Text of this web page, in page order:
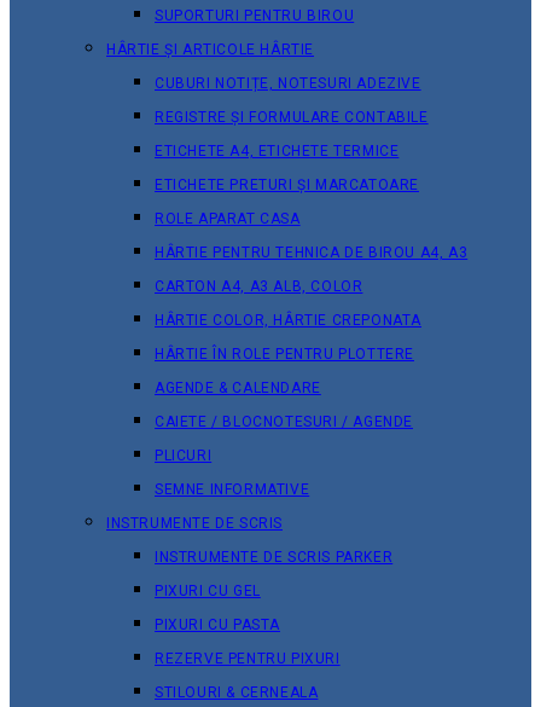
SUPORTURI PENTRU BIROU
HÂRTIE ȘI ARTICOLE HÂRTIE
CUBURI NOTIȚE, NOTESURI ADEZIVE
REGISTRE ȘI FORMULARE CONTABILE
ETICHETE A4, ETICHETE TERMICE
ETICHETE PRETURI ȘI MARCATOARE
ROLE APARAT CASA
HÂRTIE PENTRU TEHNICA DE BIROU A4, A3
CARTON A4, A3 ALB, COLOR
HÂRTIE COLOR, HÂRTIE CREPONATA
HÂRTIE ÎN ROLE PENTRU PLOTTERE
AGENDE & CALENDARE
CAIETE / BLOCNOTESURI / AGENDE
PLICURI
SEMNE INFORMATIVE
INSTRUMENTE DE SCRIS
INSTRUMENTE DE SCRIS PARKER
PIXURI CU GEL
PIXURI CU PASTA
REZERVE PENTRU PIXURI
STILOURI & СERNEALA